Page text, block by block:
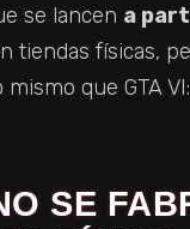
se lancen a
tiendas físicas,
que GTA
SE